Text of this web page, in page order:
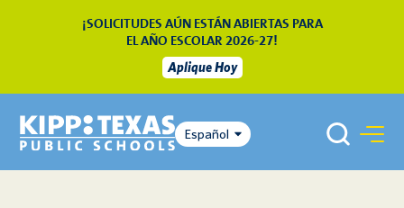
¡SOLICITUDES AÚN ESTÁN ABIERTAS PARA
EL AÑO ESCOLAR 2026-27!
Aplique Hoy
Español